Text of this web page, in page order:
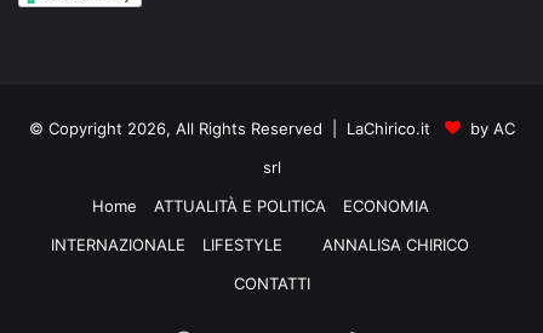
© Copyright 2026, All Rights Reserved | LaChirico.it
by AC
srl
Home
ATTUALITÀ E POLITICA
ECONOMIA
INTERNAZIONALE
LIFESTYLE
ANNALISA CHIRICO
CONTATTI